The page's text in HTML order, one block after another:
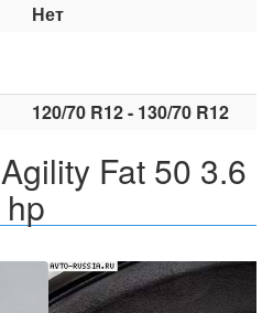
Нет
120/70 R12 - 130/70 R12
Fat 50 3.6
hp